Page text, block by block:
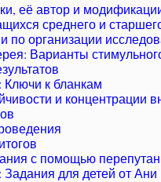
её автор и
среднего и
по организации
Варианты
к бланкам
и концентрации
с помощью
Задания для детей от Ани